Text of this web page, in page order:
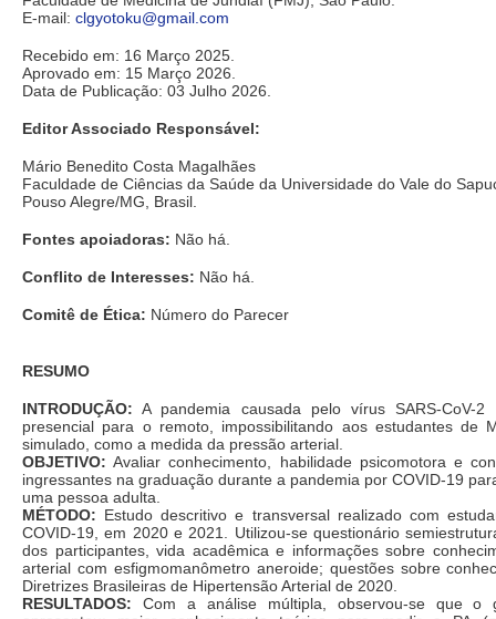
E-mail: clgyotoku@gmail.com
Recebido em: 16 Março 2025.
Aprovado em: 15 Março 2026.
Data de Publicação: 03 Julho 2026.
Editor Associado Responsável:
Mário Benedito Costa Magalhães
Faculdade de Ciências da Saúde da Universidade do Vale do
Pouso Alegre/MG, Brasil.
Fontes apoiadoras: Não há.
Conflito de Interesses: Não há.
Comitê de Ética: Número do Parecer
RESUMO
INTRODUÇÃO: A pandemia causada pelo vírus SARS-CoV-
presencial para o remoto, impossibilitando aos estudantes de
simulado, como a medida da pressão arterial.
OBJETIVO: Avaliar conhecimento, habilidade psicomotora e
ingressantes na graduação durante a pandemia por COVID-19
uma pessoa adulta.
MÉTODO: Estudo descritivo e transversal realizado com
COVID-19, em 2020 e 2021. Utilizou-se questionário
dos participantes, vida acadêmica e informações sobre
arterial com esfigmomanômetro aneroide; questões sobre
Diretrizes Brasileiras de Hipertensão Arterial de 2020.
RESULTADOS: Com a análise múltipla, observou-se que o